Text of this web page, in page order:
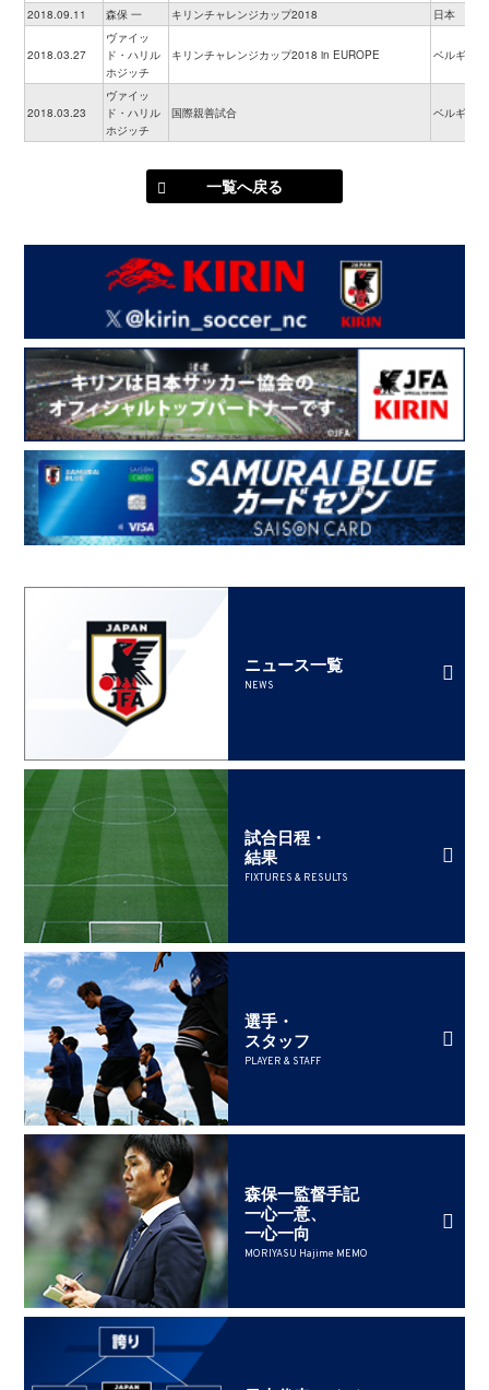
2018.09.11
森保 一 キリンチャレンジカップ2018 日本
2018.03.27
ヴァイッ
ド・ハリル
ホジッチ
キリンチャレンジカップ2018 in EUROPE ベルギー
2018.03.23
ヴァイッ
ド・ハリル
ホジッチ
国際親善試合 ベルギー
一覧へ戻る
ニュース一覧
NEWS
試合日程・
結果
FIXTURES & RESULTS
選手・
スタッフ
PLAYER & STAFF
森保一監督手記
一心一意、
一心一向
MORIYASU Hajime MEMO